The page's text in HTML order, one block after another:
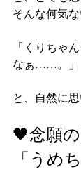
そんな何気な
「くりちゃ
なぁ……。」
と、自然に
🖤念願
「うめ